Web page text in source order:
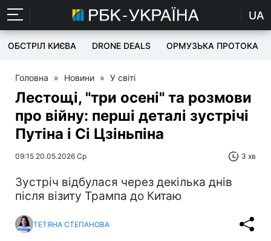
UA
ОБСТРІЛ КИЄВА DRONE DEALS ОРМУЗЬКА ПРОТОКА
Головна » Новини » У світі
Лестощі, "три осені" та розмови
про війну: перші деталі зустрічі
Путіна і Сі Цзіньпіна
09:15 20.05.2026 Ср 3 хв
Зустріч відбулася через декілька днів
після візиту Трампа до Китаю
ТЕТЯНА СТЕПАНОВА